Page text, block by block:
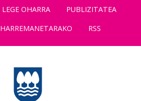
LEGE OHARRA
PUBLIZITATEA
HARREMANETARAKO RSS